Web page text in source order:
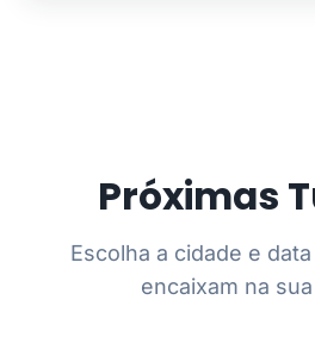
Próximas
Escolha a cidade e
encaixam na